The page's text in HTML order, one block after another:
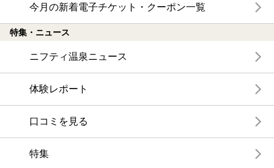
今月の新着電子チケット・クーポン一覧
特集・ニュース
ニフティ温泉ニュース
体験レポート
口コミを見る
特集